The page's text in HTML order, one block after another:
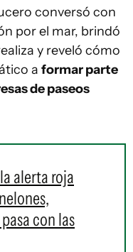
conversó con
por el mar, brindó
y reveló cómo
a formar parte
de paseos
alerta roja
con las